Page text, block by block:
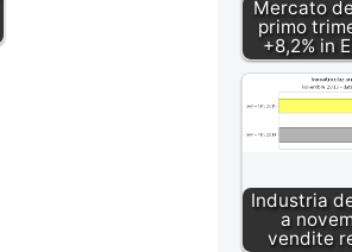
Mercato
primo
+8,2% in
Industria
a
vendite